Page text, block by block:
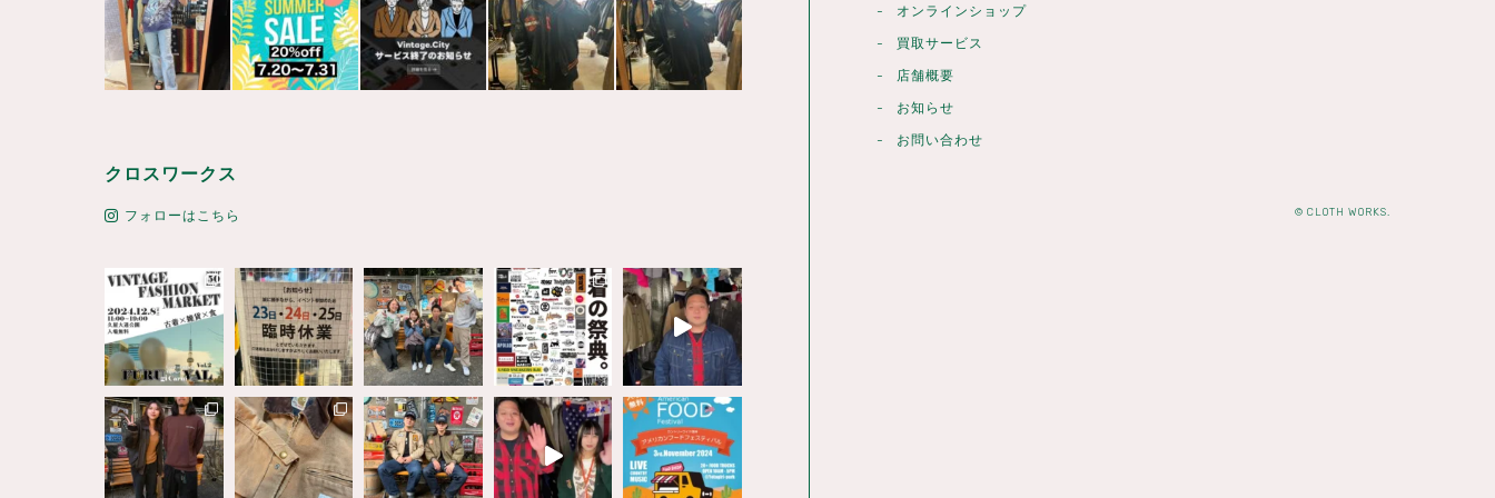
クロスワークス
フォローはこちら
オンラインショップ
買取サービス
店舗概要
お知らせ
お問い合わせ
© CLOTH WORKS.